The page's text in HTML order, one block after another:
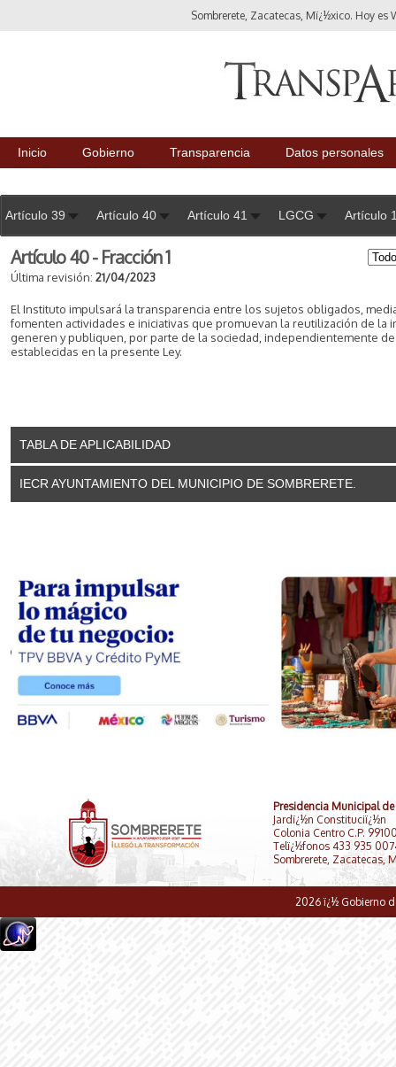
Sombrerete, Zacatecas, Mï¿½xico. Hoy
Inicio Gobierno Transparencia Datos personales
Artículo 39 Artículo 40 Artículo 41 LGCG Artículo
Artículo 40 - Fracción 1
Última revisión: 21/04/2023
El Instituto impulsará la transparencia entre los sujetos obligados,
fomenten actividades e iniciativas que promuevan la reutilización de la
generen y publiquen, por parte de la sociedad, independientemente
establecidas en la presente Ley.
TABLA DE APLICABILIDAD
IECR AYUNTAMIENTO DEL MUNICIPIO DE SOMBRERETE.
Presidencia Municipal de
Jardï¿½n Constituciï¿½n
Colonia Centro C.P.
Telï¿½fonos 433 935
Sombrerete, Zacatecas,
2026 ï¿½ Gobierno